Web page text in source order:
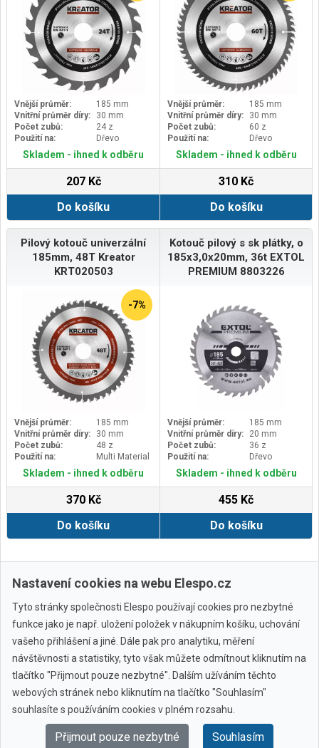
Vnější průměr:
185 mm
Vnitřní průměr díry:
30 mm
Počet zubů:
24 z
Použití na:
Dřevo
Skladem - ihned k odběru
207 Kč
Do košíku
Vnější průměr:
185 mm
Vnitřní průměr díry:
30 mm
Počet zubů:
60 z
Použití na:
Dřevo
Skladem - ihned k odběru
310 Kč
Do košíku
Pilový kotouč univerzální
185mm, 48T Kreator
KRT020503
-7%
Vnější průměr:
185 mm
Vnitřní průměr díry:
30 mm
Počet zubů:
48 z
Použití na:
Multi Material
Skladem - ihned k odběru
370 Kč
Do košíku
Kotouč pilový s sk plátky, o
185x3,0x20mm, 36t EXTOL
PREMIUM 8803226
Vnější průměr:
185 mm
Vnitřní průměr díry:
20 mm
Počet zubů:
36 z
Použití na:
Dřevo
Skladem - ihned k odběru
455 Kč
Do košíku
Zobrazit další
Všechny značky
© 2010 - 2026 Elespo.cz
Nastavení cookies na webu Elespo.cz
Tyto stránky společnosti Elespo používají cookies pro nezbytné
funkce jako je např. uložení položek v nákupním košíku, uchování
vašeho přihlášení a jiné. Dále pak pro analytiku, měření
návštěvnosti a statistiky, tyto však můžete odmítnout kliknutím na
tlačítko "Přijmout pouze nezbytné". Dalším užíváním těchto
webových stránek nebo kliknutím na tlačítko "Souhlasím"
souhlasíte s používáním cookies v plném rozsahu.
Přijmout pouze nezbytné Souhlasím